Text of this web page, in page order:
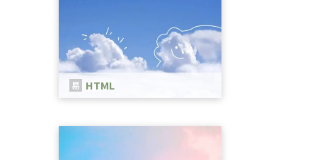
HTML